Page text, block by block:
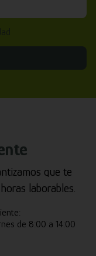
que te
laborables.
de 8:00 a 14:00